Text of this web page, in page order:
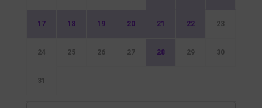
17 18 19 20 21 22 23
24 25 26 27 28 29 30
31